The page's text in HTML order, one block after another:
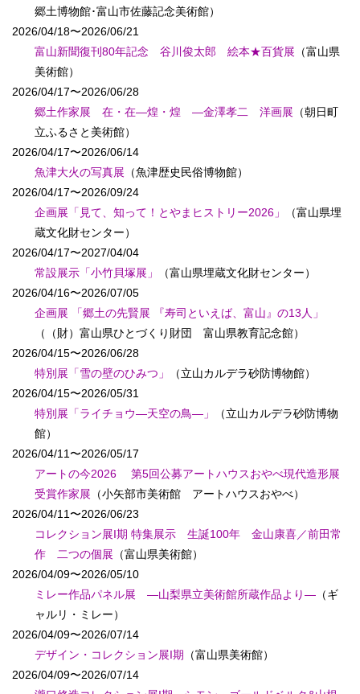
郷土博物館･富山市佐藤記念美術館）
2026/04/18〜2026/06/21
富山新聞復刊80年記念 谷川俊太郎 絵本★百貨展 （富山県
美術館）
2026/04/17〜2026/06/28
郷土作家展 在・在―煌・煌 ―金澤孝二 洋画展 （朝日町
立ふるさと美術館）
2026/04/17〜2026/06/14
魚津大火の写真展 （魚津歴史民俗博物館）
2026/04/17〜2026/09/24
企画展「見て、知って！とやまヒストリー2026」
（富山県埋
蔵文化財センター）
2026/04/17〜2027/04/04
常設展示「小竹貝塚展」
（富山県埋蔵文化財センター）
2026/04/16〜2026/07/05
企画展 「郷土の先賢展 『寿司といえば、富山』の13人」
（（財）富山県ひとづくり財団 富山県教育記念館）
2026/04/15〜2026/06/28
特別展「雪の壁のひみつ」
（立山カルデラ砂防博物館）
2026/04/15〜2026/05/31
特別展「ライチョウ―天空の鳥―」
（立山カルデラ砂防博物
館）
2026/04/11〜2026/05/17
アートの今2026 第5回公募アートハウスおやべ現代造形展
受賞作家展 （小矢部市美術館 アートハウスおやべ）
2026/04/11〜2026/06/23
コレクション展I期 特集展示 生誕100年 金山康喜／前田常
作 二つの個展 （富山県美術館）
2026/04/09〜2026/05/10
ミレー作品パネル展 ―山梨県立美術館所蔵作品より― （ギ
ャルリ・ミレー）
2026/04/09〜2026/07/14
デザイン・コレクション展I期 （富山県美術館）
2026/04/09〜2026/07/14